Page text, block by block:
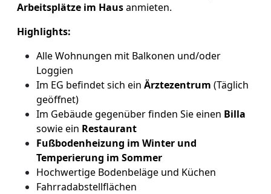
Arbeitsplätze im Hausanmieten.
Highlights:
Alle Wohnungen mit Balkonen und/oder
Loggien
Im EG befindet sich ein Ärztezentrum (Täglich
geöffnet)
Im Gebäude gegenüber finden Sie einen Billa
sowie ein Restaurant
Fußbodenheizung im Winter und
Temperierung im Sommer
Hochwertige Bodenbeläge und Küchen
Fahrradabstellflächen